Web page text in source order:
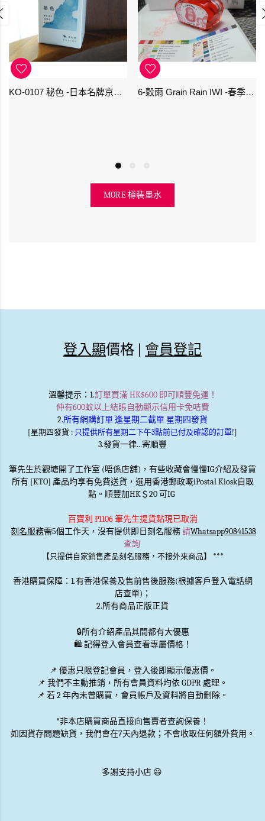
KO-0107 秘色 -日本名牌京の音樽裝鋼筆墨水 4573356130234 - 40ml 6-穀雨 Grain Rain IWI -春季-24節氣色澤鋼筆墨水
MORE 樽裝墨水
登入顯價格 | 會員登記
溫馨提示：1.訂單買滿 HK$600 即可順豐免運！
仲有600蚊以上結賬自動顯示信用卡免咭費
2.所有網購訂單 逢星期二截單 星期四發貨
[星期四發貨 : 只提供所有星期二下午3點前已付及確認的訂單!]
3.發貨一律...寄順豐
筆先生於觀塘開了工作室 (唔係店舖)，有些收藏會慢慢IG介紹及發貨
所有 [KTO] 產品均享有免費送貨，選用香港郵政嘅iPostal Kiosk自取
點。順豐加HK＄20 可IG
百寶利 P1106 筆先生提貨點現已取消
刻名服務需5個工作天，沒有提供即日刻名服務請Whatsapp90841538
查詢
【只提供自家銷售產品刻名服務，不接外來商品】 ***
香港購買保障：1.有香港保養及售前售後服務(根據客戶登入電話網
店查單)；
2.所有商品正版正貨
🔒所有介紹產品其間都有大優惠
🛍️ 記得登入會員查看專屬價格！
📌 優惠只限登記會員 ，登入後即顯示優惠價。
📌 我們不主動推銷 ，所有會員資料均依 GDPR 處理。
📌 若 2 年內未曾購買，會員帳戶及資料將自動刪除。
*非本店購買商品直接向售賣者查詢保養！
如因貨存問題缺貨，我們會在7天內退款；不會收取任何額外費用。
多謝支持小店 😃